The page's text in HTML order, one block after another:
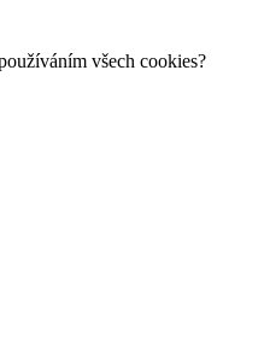
všech cookies?